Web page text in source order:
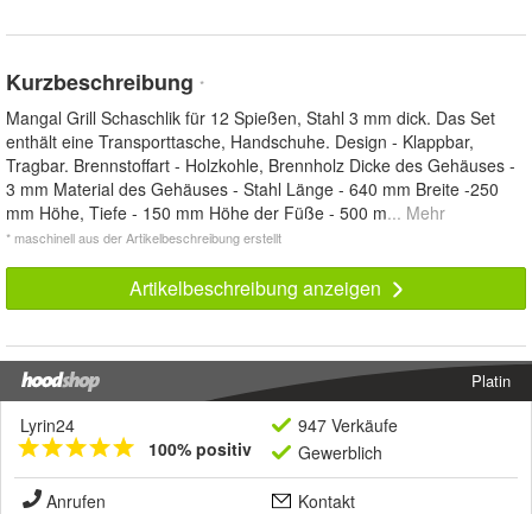
Kurzbeschreibung *
Mangal Grill Schaschlik für 12 Spießen, Stahl 3 mm dick. Das Set
enthält eine Transporttasche, Handschuhe. Design - Klappbar,
Tragbar. Brennstoffart - Holzkohle, Brennholz Dicke des Gehäuses -
3 mm Material des Gehäuses - Stahl Länge - 640 mm Breite -250
mm Höhe, Tiefe - 150 mm Höhe der Füße - 500 m... Mehr
* maschinell aus der Artikelbeschreibung erstellt
Artikelbeschreibung anzeigen
Platin
Lyrin24
100% positiv
947 Verkäufe
Gewerblich
Anrufen
Kontakt